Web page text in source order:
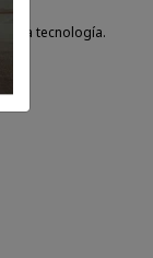
alta tecnología.